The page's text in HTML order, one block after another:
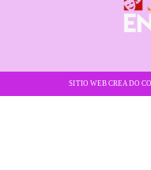
SITIO WEB CREADO